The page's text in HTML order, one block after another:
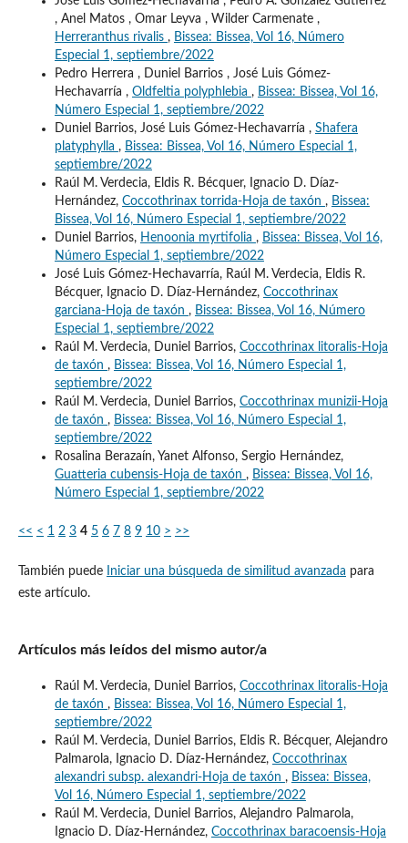
, Anel Matos , Omar Leyva , Wilder Carmenate ,
Herreranthus rivalis , Bissea: Bissea, Vol 16, Número
Especial 1, septiembre/2022
Pedro Herrera , Duniel Barrios , José Luis Gómez-
Hechavarría , Oldfeltia polyphlebia , Bissea: Bissea, Vol 16,
Número Especial 1, septiembre/2022
Duniel Barrios, José Luis Gómez-Hechavarría , Shafera
platyphylla , Bissea: Bissea, Vol 16, Número Especial 1,
septiembre/2022
Raúl M. Verdecia, Eldis R. Bécquer, Ignacio D. Díaz-
Hernández, Coccothrinax torrida-Hoja de taxón , Bissea:
Bissea, Vol 16, Número Especial 1, septiembre/2022
Duniel Barrios, Henoonia myrtifolia , Bissea: Bissea, Vol 16,
Número Especial 1, septiembre/2022
José Luis Gómez-Hechavarría, Raúl M. Verdecia, Eldis R.
Bécquer, Ignacio D. Díaz-Hernández, Coccothrinax
garciana-Hoja de taxón , Bissea: Bissea, Vol 16, Número
Especial 1, septiembre/2022
Raúl M. Verdecia, Duniel Barrios, Coccothrinax litoralis-Hoja
de taxón , Bissea: Bissea, Vol 16, Número Especial 1,
septiembre/2022
Raúl M. Verdecia, Duniel Barrios, Coccothrinax munizii-Hoja
de taxón , Bissea: Bissea, Vol 16, Número Especial 1,
septiembre/2022
Rosalina Berazaín, Yanet Alfonso, Sergio Hernández,
Guatteria cubensis-Hoja de taxón , Bissea: Bissea, Vol 16,
Número Especial 1, septiembre/2022
<< < 1 2 3 4 5 6 7 8 9 10 > >>
También puede Iniciar una búsqueda de similitud avanzada para
este artículo.
Artículos más leídos del mismo autor/a
Raúl M. Verdecia, Duniel Barrios, Coccothrinax litoralis-Hoja
de taxón , Bissea: Bissea, Vol 16, Número Especial 1,
septiembre/2022
Raúl M. Verdecia, Duniel Barrios, Eldis R. Bécquer, Alejandro
Palmarola, Ignacio D. Díaz-Hernández, Coccothrinax
alexandri subsp. alexandri-Hoja de taxón , Bissea: Bissea,
Vol 16, Número Especial 1, septiembre/2022
Raúl M. Verdecia, Duniel Barrios, Alejandro Palmarola,
Ignacio D. Díaz-Hernández, Coccothrinax baracoensis-Hoja